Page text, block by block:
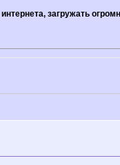
загружать